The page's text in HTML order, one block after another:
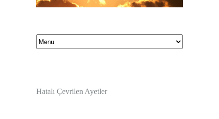
Hatalı Çevrilen Ayetler